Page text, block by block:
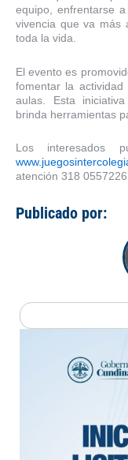
equipo, enfrentarse
vivencia que va más
toda la vida.
El evento es
fomentar la
aulas. Esta
brinda herramientas
Los interesados
atención 318
Publicado por:
Search